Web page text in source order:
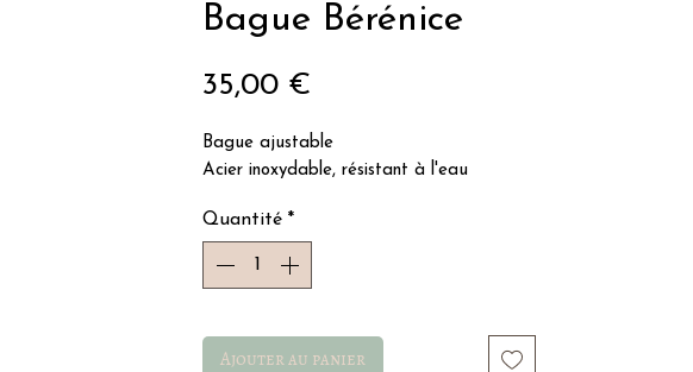
Bague Bérénice
35,00 €
Bague ajustable
Acier inoxydable, résistant à l'eau
Quantité *
Ajouter au panier